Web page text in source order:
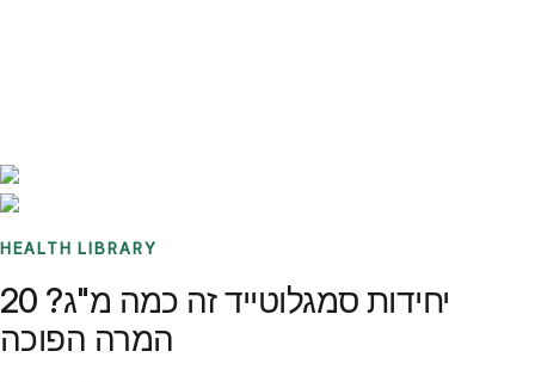
HEALTH LIBRARY
20 יחידות סמגלוטייד זה כמה מ"ג?
המרה הפוכה